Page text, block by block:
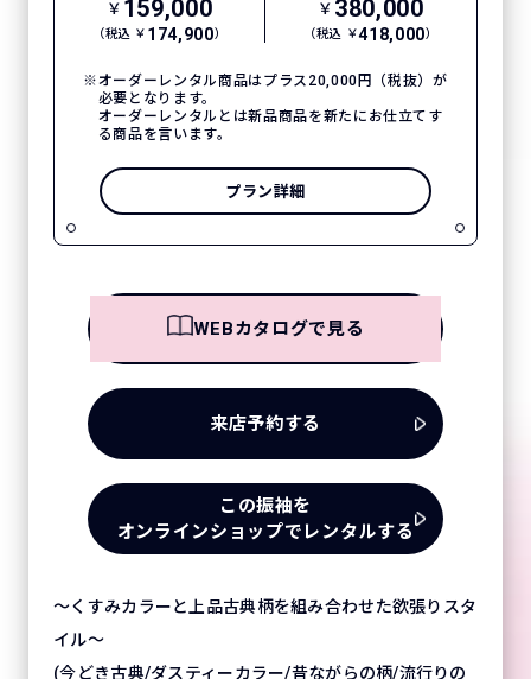
￥ 159,000
（税込 ￥ 174,900）
￥ 380,000
（税込 ￥418,000）
オーダーレンタル商品はプラス20,000円（税抜）が
必要となります。
オーダーレンタルとは新品商品を新たにお仕立てす
る商品を言います。
プラン詳細
WEBカタログで見る
来店予約する
この振袖を
オンラインショップでレンタルする
～くすみカラーと上品古典柄を組み合わせた欲張りスタ
イル～
(今どき古典/ダスティーカラー/昔ながらの柄/流行りの